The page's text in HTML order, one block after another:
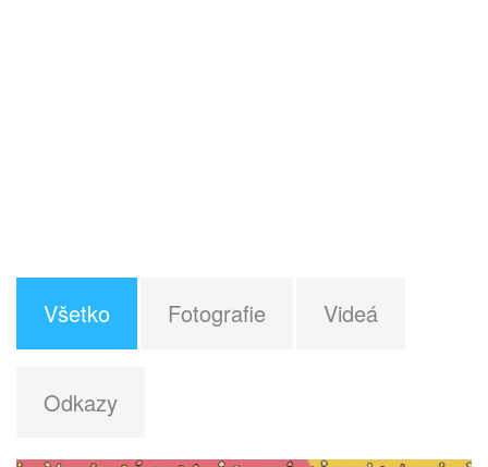
Všetko Fotografie Videá
Odkazy